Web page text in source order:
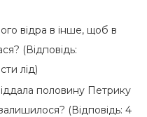
відра в інше, щоб в
(Відповідь:
лід)
половину Петрику
(Відповідь: 4